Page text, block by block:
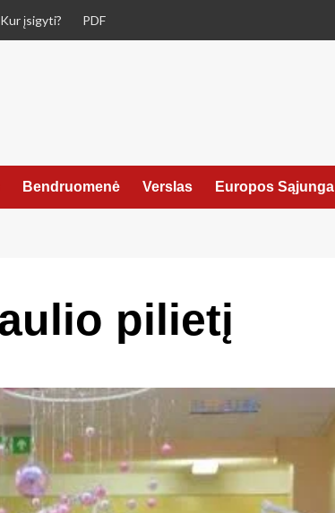
Kur įsigyti? PDF
Bendruomenė Verslas Europos Sąjunga
pilietį